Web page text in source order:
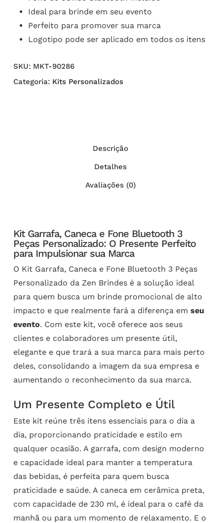
Ideal para brinde em seu evento
Perfeito para promover sua marca
Logotipo pode ser aplicado em todos os itens
SKU: MKT-90286
Categoria: Kits Personalizados
Descrição
Detalhes
Avaliações (0)
Kit Garrafa, Caneca e Fone Bluetooth 3
Peças Personalizado: O Presente Perfeito
para Impulsionar sua Marca
O Kit Garrafa, Caneca e Fone Bluetooth 3 Peças
Personalizado da Zen Brindes é a solução ideal
para quem busca um brinde promocional de alto
impacto e que realmente fará a diferença em seu
evento. Com este kit, você oferece aos seus
clientes e colaboradores um presente útil,
elegante e que trará a sua marca para mais perto
deles, consolidando a imagem da sua empresa e
aumentando o reconhecimento da sua marca.
Um Presente Completo e Útil
Este kit reúne três itens essenciais para o dia a
dia, proporcionando praticidade e estilo em
qualquer ocasião. A garrafa, com design moderno
e capacidade ideal para manter a temperatura
das bebidas, é perfeita para quem busca
praticidade e saúde. A caneca em cerâmica preta,
com capacidade de 230 ml, é ideal para o café da
manhã ou para um momento de relaxamento. E o